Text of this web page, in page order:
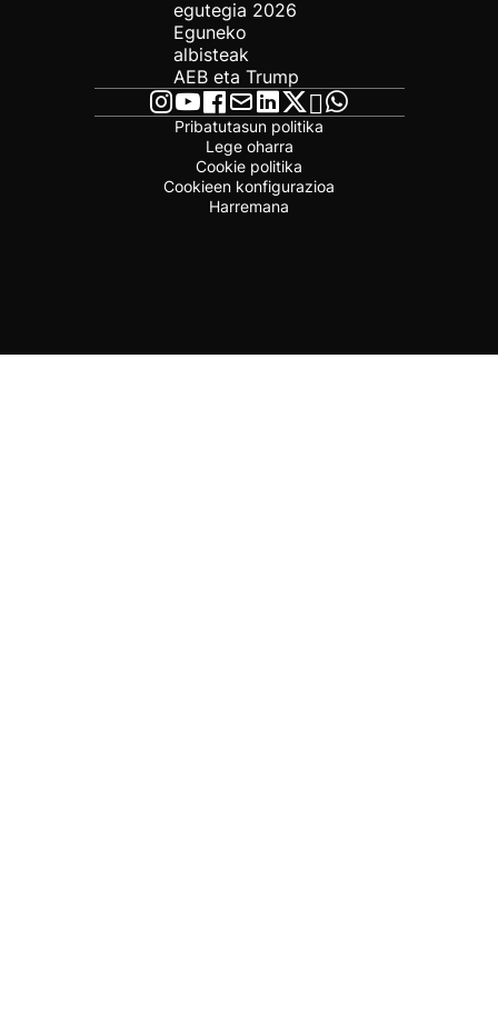
egutegia 2026
Eguneko
albisteak
AEB eta Trump
Pribatutasun politika
Lege oharra
Cookie politika
Cookieen konfigurazioa
Harremana